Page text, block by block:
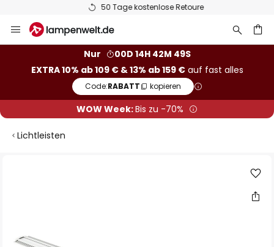
50 Tage kostenlose Retoure
Inhalt
Nur
00D 14H 42M 49S
EXTRA 10% ab 109 € & 13% ab 159 €auf fast alles
Code:RABATT kopieren
WOW Week:Bis zu -70%
Lichtleisten